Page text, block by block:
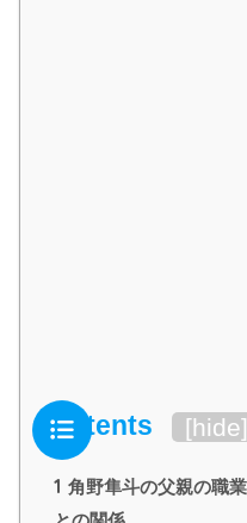
Contents [hide]
1 角野隼斗の父親の職